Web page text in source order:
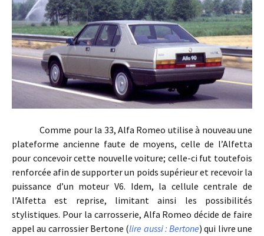
Comme pour la 33, Alfa Romeo utilise à nouveau une
plateforme ancienne faute de moyens, celle de l’Alfetta
pour concevoir cette nouvelle voiture; celle-ci fut toutefois
renforcée afin de supporter un poids supérieur et recevoir la
puissance d’un moteur V6. Idem, la cellule centrale de
l’Alfetta est reprise, limitant ainsi les possibilités
stylistiques. Pour la carrosserie, Alfa Romeo décide de faire
appel au carrossier Bertone (lire aussi : Bertone) qui livre une